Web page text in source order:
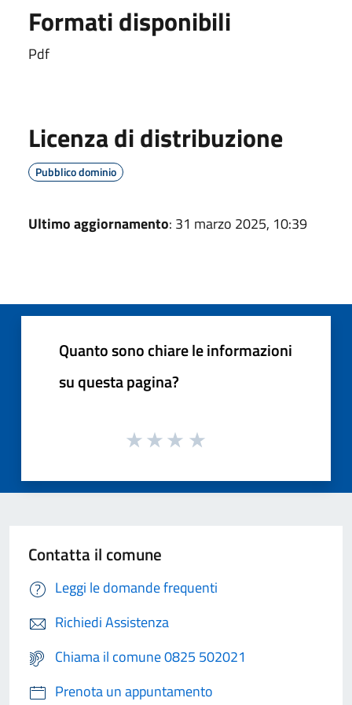
Formati disponibili
Pdf
Licenza di distribuzione
Pubblico dominio
Ultimo aggiornamento: 31 marzo 2025, 10:39
Quanto sono chiare le informazioni
su questa pagina?
Contatta il comune
Leggi le domande frequenti
Richiedi Assistenza
Chiama il comune 0825 502021
Prenota un appuntamento